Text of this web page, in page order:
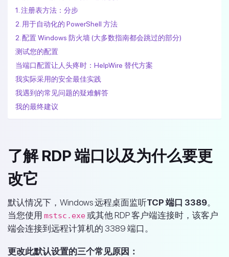
1. 注册表方法：分步
2. 用于自动化的 PowerShell 方法
2. 配置 Windows 防火墙 (大多数指南都会跳过的部分)
测试您的配置
当端口配置让人头疼时：HelpWire 替代方案
我实际采用的安全最佳实践
我遇到的常见问题的疑难解答
我的最终建议
了解 RDP 端口以及为什么要更
改它
默认情况下，Windows 远程桌面监听TCP 端口 3389。
当您使用 mstsc.exe或其他 RDP 客户端连接时，该客户
端会连接到远程计算机的 3389 端口。
更改此默认设置的三个常见原因：